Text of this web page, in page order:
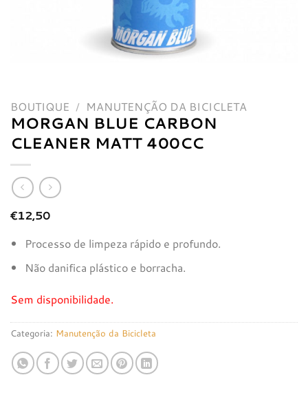
BOUTIQUE / MANUTENÇÃO DA BICICLETA
MORGAN BLUE CARBON
CLEANER MATT 400CC
€12,50
Processo de limpeza rápido e profundo.
Não danifica plástico e borracha.
Sem disponibilidade.
Categoria: Manutenção da Bicicleta